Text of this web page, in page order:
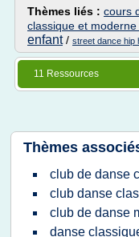
Thèmes liés : cours
classique et
enfant/ street dance hip
11 Ressources
Thèmes
club de danse
club danse
club de danse
danse